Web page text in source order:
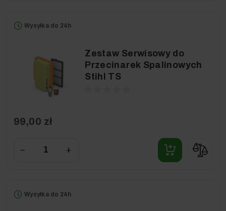
Wysyłka do 24h
Zestaw Serwisowy do
Przecinarek Spalinowych
Stihl TS
99,00 zł
− +
Wysyłka do 24h